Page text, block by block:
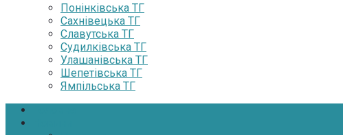
Понінківська ТГ
Сахнівецька ТГ
Славутська ТГ
Судилківська ТГ
Улашанівська ТГ
Шепетівська ТГ
Ямпільська ТГ